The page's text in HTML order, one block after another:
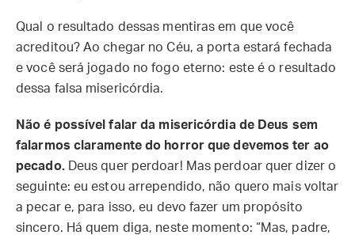
Qual o resultado dessas mentiras em que você
acreditou? Ao chegar no Céu, a porta estará fechada
e você será jogado no fogo eterno: este é o resultado
dessa falsa misericórdia.
Não é possível falar da misericórdia de Deus sem
falarmos claramente do horror que devemos ter ao
pecado.Deus quer perdoar! Mas perdoar quer dizer o
seguinte: eu estou arrependido, não quero mais voltar
a pecar e, para isso, eu devo fazer um propósito
sincero. Há quem diga, neste momento: “Mas, padre,